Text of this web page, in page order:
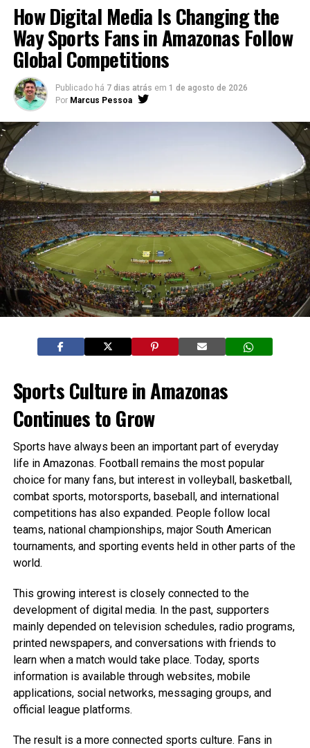
How Digital Media Is Changing the
Way Sports Fans in Amazonas Follow
Global Competitions
Publicado há 7 dias atrás em 1 de agosto de 2026
Por Marcus Pessoa
Sports Culture in Amazonas
Continues to Grow
Sports have always been an important part of everyday
life in Amazonas. Football remains the most popular
choice for many fans, but interest in volleyball, basketball,
combat sports, motorsports, baseball, and international
competitions has also expanded. People follow local
teams, national championships, major South American
tournaments, and sporting events held in other parts of the
world.
This growing interest is closely connected to the
development of digital media. In the past, supporters
mainly depended on television schedules, radio programs,
printed newspapers, and conversations with friends to
learn when a match would take place. Today, sports
information is available through websites, mobile
applications, social networks, messaging groups, and
official league platforms.
The result is a more connected sports culture. Fans in